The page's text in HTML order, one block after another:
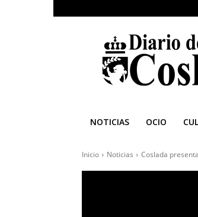
Diario
de
Coslada
NOTICIAS OCIO
Inicio Noticias Coslada